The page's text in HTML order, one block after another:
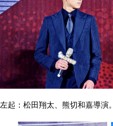
左起：松田翔太、熊切和嘉導演。